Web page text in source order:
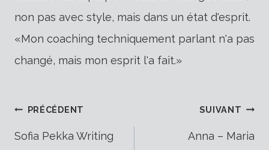
non pas avec style, mais dans un état d'esprit.
«Mon coaching techniquement parlant n'a pas
changé, mais mon esprit l'a fait.»
Navigation
PRÉCÉDENT
Sofia Pekka Writing
SUIVANT
Anna – Maria